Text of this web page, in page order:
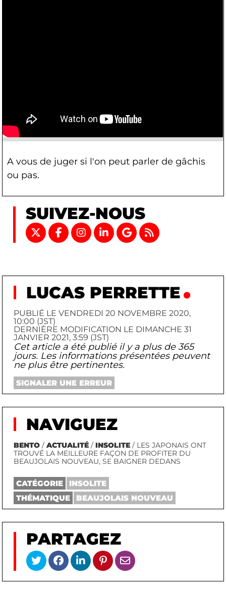
A vous de juger si l'on peut parler de gâchis
ou pas.
SUIVEZ-NOUS
LUCAS PERRETTE
PUBLIÉ LE VENDREDI 20 NOVEMBRE 2020,
10:00 (JST)
DERNIÈRE MODIFICATION LE DIMANCHE 31
JANVIER 2021, 3:59 (JST)
Cet article a été publié il y a plus de 365
jours. Les informations présentées peuvent
ne plus être pertinentes.
SIGNALER UNE ERREUR
NAVIGUEZ
BENTO /ACTUALITÉ /INSOLITE / LES JAPONAIS ONT
TROUVÉ LA MEILLEURE FAÇON DE PROFITER DU
BEAUJOLAIS NOUVEAU, SE BAIGNER DEDANS
CATÉGORIE
INSOLITE
THÉMATIQUE
BEAUJOLAIS NOUVEAU
PARTAGEZ